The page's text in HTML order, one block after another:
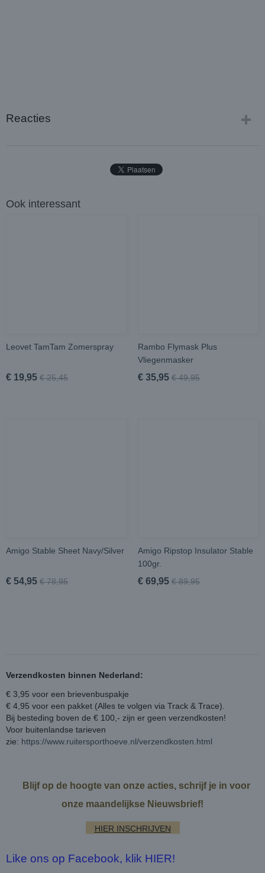
Reacties
Ook interessant
Leovet TamTam Zomerspray
€ 19,95 € 25,45
Rambo Flymask Plus
Vliegenmasker
€ 35,95 € 49,95
Amigo Stable Sheet Navy/Silver
€ 54,95 € 78,95
Amigo Ripstop Insulator Stable
100gr.
€ 69,95 € 89,95
Verzendkosten binnen Nederland:
€ 3,95 voor een brievenbuspakje
€ 4,95 voor een pakket (Alles te volgen via Track & Trace).
Bij besteding boven de € 100,- zijn er geen verzendkosten!
Voor buitenlandse tarieven
zie: https://www.ruitersporthoeve.nl/verzendkosten.html
Blijf op de hoogte van onze acties, schrijf je in voor
onze maandelijkse Nieuwsbrief!
HIER INSCHRIJVEN
Like ons op Facebook, klik HIER!